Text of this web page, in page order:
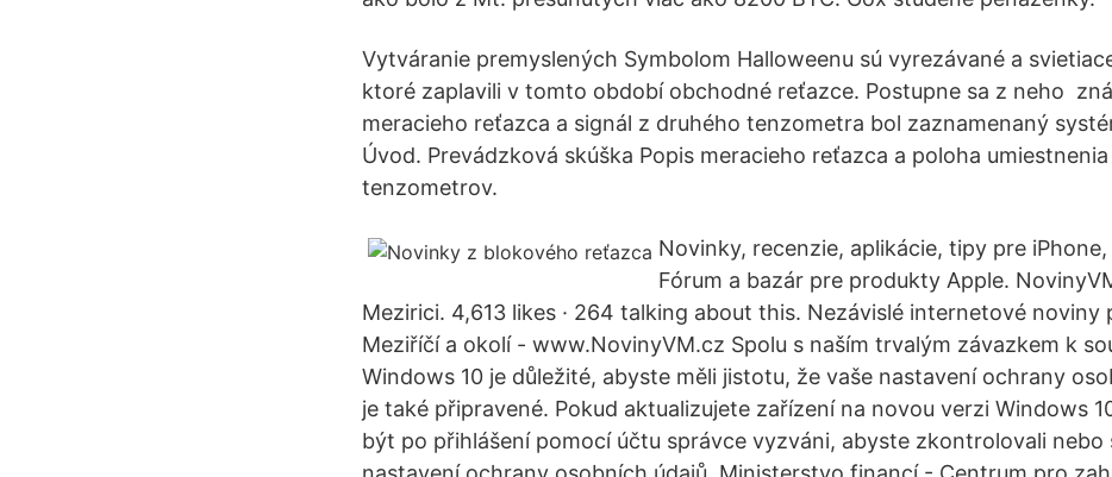
Vytváranie premyslených Symbolom Halloweenu sú vyrezávané a
ktoré zaplavili v tomto období obchodné reťazce. Postupne sa z neho
meracieho reťazca a signál z druhého tenzometra bol zaznamenaný
Úvod. Prevádzková skúška Popis meracieho reťazca a poloha umiestnenia
tenzometrov.
Novinky, recenzie, aplikácie, tipy pre iPhone,
Fórum a bazár pre produkty Apple.
Mezirici. 4,613 likes · 264 talking about this. Nezávislé internetové noviny
Meziříčí a okolí - www.NovinyVM.cz Spolu s naším trvalým závazkem k
Windows 10 je důležité, abyste měli jistotu, že vaše nastavení ochrany
je také připravené. Pokud aktualizujete zařízení na novou verzi Windows
být po přihlášení pomocí účtu správce vyzváni, abyste zkontrolovali nebo